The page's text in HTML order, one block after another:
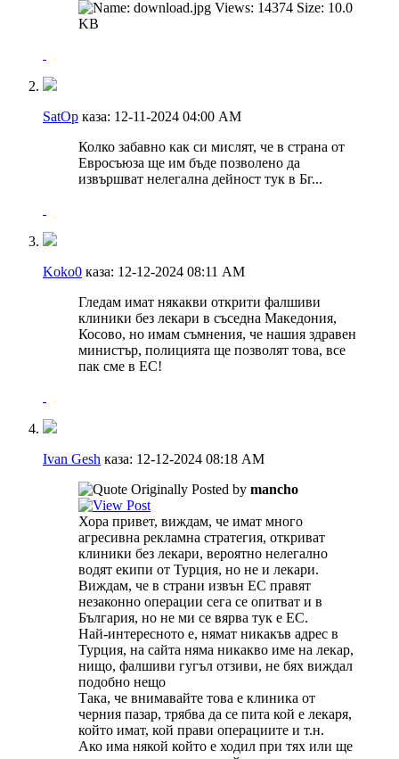
SatOp каза: 12-11-2024 04:00 AM
Колко забавно как си мислят, че в страна от
Евросъюза ще им бъде позволено да
извършват нелегална дейност тук в Бг...
Koko0 каза: 12-12-2024 08:11 AM
Гледам имат някакви открити фалшиви
клиники без лекари в съседна Македония,
Косово, но имам съмнения, че нашия здравен
министър, полицията ще позволят това, все
пак сме в ЕС!
Ivan Gesh каза: 12-12-2024 08:18 AM
Originally Posted by mancho
Хора привет, виждам, че имат много
агресивна рекламна стратегия, откриват
клиники без лекари, вероятно нелегално
водят екипи от Турция, но не и лекари.
Виждам, че в страни извън ЕС правят
незаконно операции сега се опитват и в
България, но не ми се вярва тук е ЕС.
Най-интересното е, нямат никакъв адрес в
Турция, на сайта няма никакво име на лекар,
нищо, фалшиви гугъл отзиви, не бях виждал
подобно нещо
Така, че внимавайте това е клиника от
черния пазар, трябва да се пита кой е лекаря,
който имат, кой прави операциите и т.н.
Ако има някой който е ходил при тях или ще